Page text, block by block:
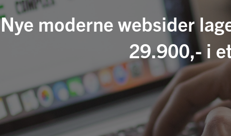
Nye moderne websider
29.900,- i